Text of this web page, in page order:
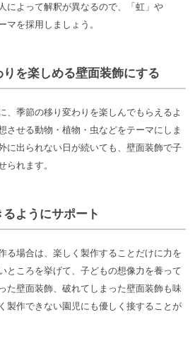
によって解釈が異なるので、「虹」や
マを採用しましょう。
を楽しめる壁面装飾にする
、季節の移り変わりを楽しんでもらえるよ
させる動物・植物・虫などをテーマにしま
に出られない日が続いても、壁面装飾で子
られます。
ようにサポート
る場合は、楽しく製作することだけに力を
ところを挙げて、子どもの想像力を養って
た壁面装飾、破れてしまった壁面装飾も味
製作できない園児にも優しく接することが